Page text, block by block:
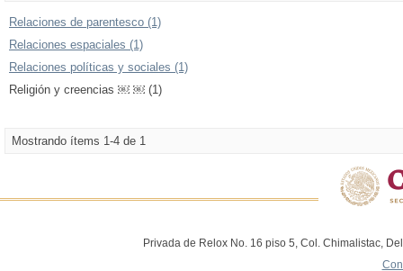
Relaciones de parentesco (1)
Relaciones espaciales (1)
Relaciones políticas y sociales (1)
Religión y creencias ￼ ￼ (1)
Mostrando ítems 1-4 de 1
Privada de Relox No. 16 piso 5, Col. Chimalistac,